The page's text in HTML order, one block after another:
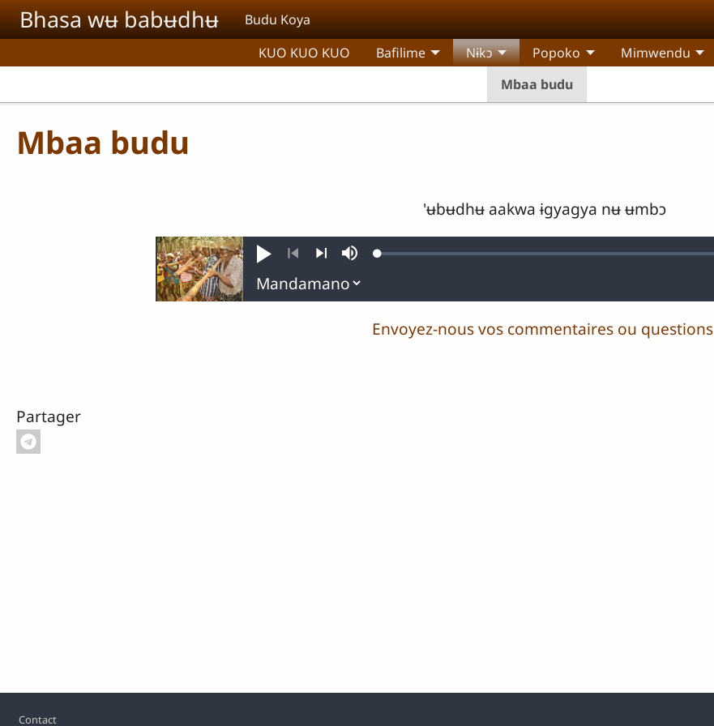
Aller au contenu principal
Bhasa wʉ babʉdhʉ Budu Koya
KUO KUO KUO Bafilime
Nɨkɔ
Mbaa budu
Popoko Mimwendu
Mbaa budu
'ʉbʉdhʉ aakwa ɨgyagya nʉ ʉmbɔ
Jouer
Précédent
SourdineLoaded:
Envoyez-nous vos commentaires ou questions
Partager
Pied de page
Contact